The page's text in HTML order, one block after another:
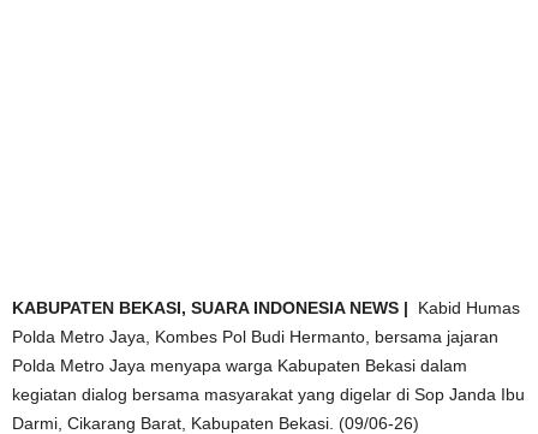
KABUPATEN BEKASI, SUARA INDONESIA NEWS | Kabid Humas
Polda Metro Jaya, Kombes Pol Budi Hermanto, bersama jajaran
Polda Metro Jaya menyapa warga Kabupaten Bekasi dalam
kegiatan dialog bersama masyarakat yang digelar di Sop Janda Ibu
Darmi, Cikarang Barat, Kabupaten Bekasi. (09/06-26)